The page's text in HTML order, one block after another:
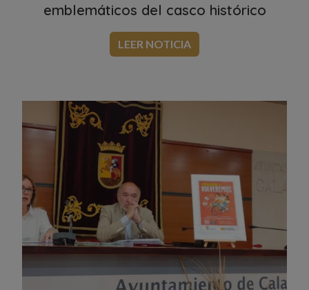
emblemáticos del casco histórico
LEER NOTICIA